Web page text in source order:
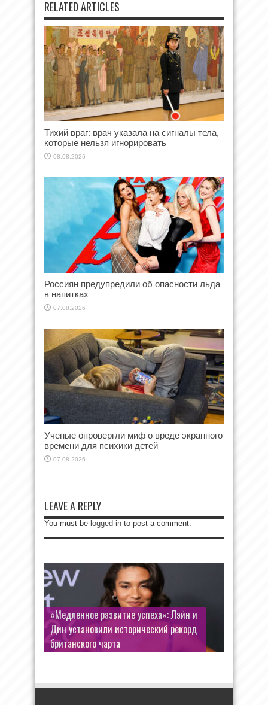
RELATED ARTICLES
Тихий враг: врач указала на сигналы тела,
которые нельзя игнорировать
08.08.2026
Россиян предупредили об опасности льда
в напитках
07.08.2026
Ученые опровергли миф о вреде экранного
времени для психики детей
07.08.2026
LEAVE A REPLY
You must be logged in to post a comment.
«Медленное развитие успеха»: Лэйн и
Дин установили исторический рекорд
британского чарта